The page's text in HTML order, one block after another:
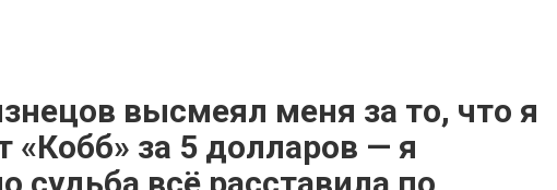
высмеял меня за то, что я
«Кобб» за 5 долларов — я